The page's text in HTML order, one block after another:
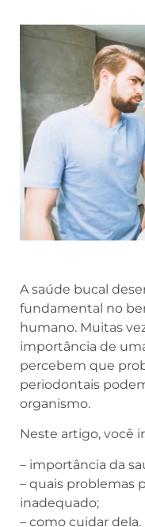
A saúde bucal
fundamental no
humano. Muitas
importância de
percebem que
periodontais
organismo.
Neste artigo, você
– importância da
– quais problemas
inadequado;
– como cuidar dela.